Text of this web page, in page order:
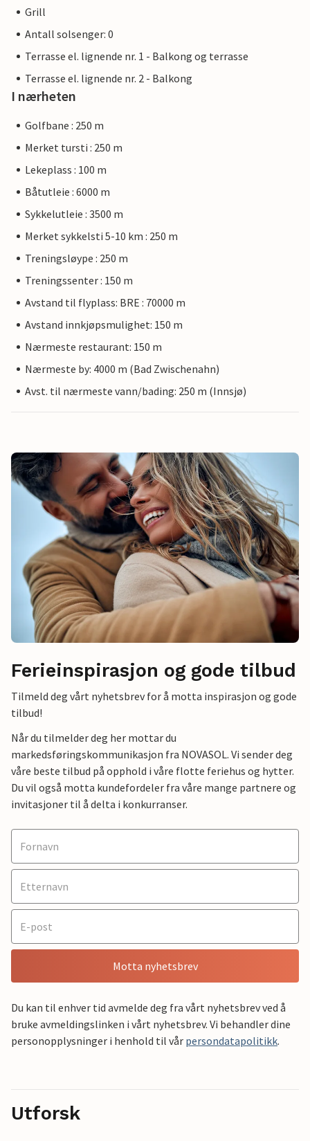
Grill
Antall solsenger: 0
Terrasse el. lignende nr. 1 - Balkong og terrasse
Terrasse el. lignende nr. 2 - Balkong
I nærheten
Golfbane : 250 m
Merket tursti : 250 m
Lekeplass : 100 m
Båtutleie : 6000 m
Sykkelutleie : 3500 m
Merket sykkelsti 5-10 km : 250 m
Treningsløype : 250 m
Treningssenter : 150 m
Avstand til flyplass: BRE : 70000 m
Avstand innkjøpsmulighet: 150 m
Nærmeste restaurant: 150 m
Nærmeste by: 4000 m (Bad Zwischenahn)
Avst. til nærmeste vann/bading: 250 m (Innsjø)
Ferieinspirasjon og gode tilbud
Tilmeld deg vårt nyhetsbrev for å motta inspirasjon og gode
tilbud!
Når du tilmelder deg her mottar du
markedsføringskommunikasjon fra NOVASOL. Vi sender deg
våre beste tilbud på opphold i våre flotte feriehus og hytter.
Du vil også motta kundefordeler fra våre mange partnere og
invitasjoner til å delta i konkurranser.
Motta nyhetsbrev
Du kan til enhver tid avmelde deg fra vårt nyhetsbrev ved å
bruke avmeldingslinken i vårt nyhetsbrev. Vi behandler dine
personopplysninger i henhold til vår persondatapolitikk.
Utforsk